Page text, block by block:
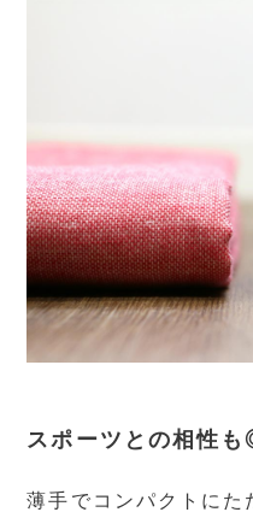
スポーツとの相性
薄手でコンパクトにた